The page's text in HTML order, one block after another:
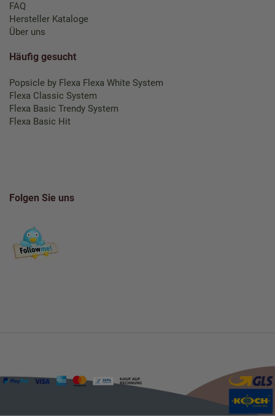
FAQ
Hersteller Kataloge
Über uns
Häufig gesucht
Popsicle by Flexa Flexa White System
Flexa Classic System
Flexa Basic Trendy System
Flexa Basic Hit
Folgen Sie uns